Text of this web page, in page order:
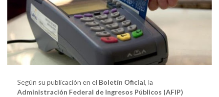
Según su publicación en el Boletín Oficial, la
Administración Federal de Ingresos Públicos (AFIP)